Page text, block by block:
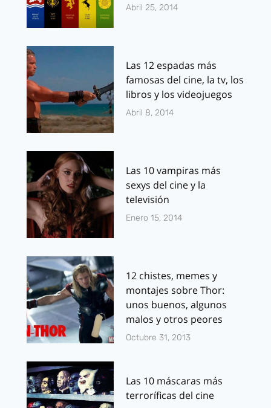
Abril 25, 2014
Las 12 espadas más
famosas del cine, la tv, los
libros y los videojuegos
Abril 8, 2014
Las 10 vampiras más
sexys del cine y la
televisión
Enero 15, 2014
12 chistes, memes y
montajes sobre Thor:
unos buenos, algunos
malos y otros peores
Octubre 31, 2013
Las 10 máscaras más
terroríficas del cine